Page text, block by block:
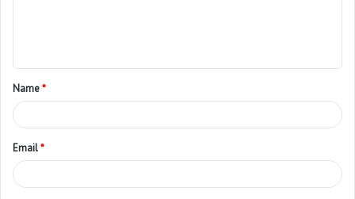
Name*
Email*